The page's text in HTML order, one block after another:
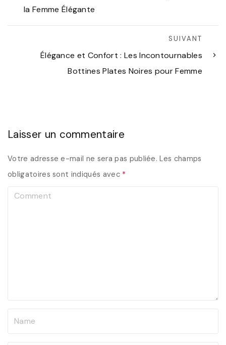
la Femme Élégante
SUIVANT
Élégance et Confort : Les Incontournables
Bottines Plates Noires pour Femme
Laisser un commentaire
Votre adresse e-mail ne sera pas publiée. Les champs
obligatoires sont indiqués avec *